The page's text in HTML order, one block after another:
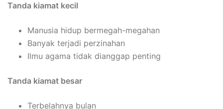
Tanda kiamat kecil
Manusia hidup bermegah-megahan
Banyak terjadi perzinahan
Ilmu agama tidak dianggap penting
Tanda kiamat besar
Terbelahnya bulan